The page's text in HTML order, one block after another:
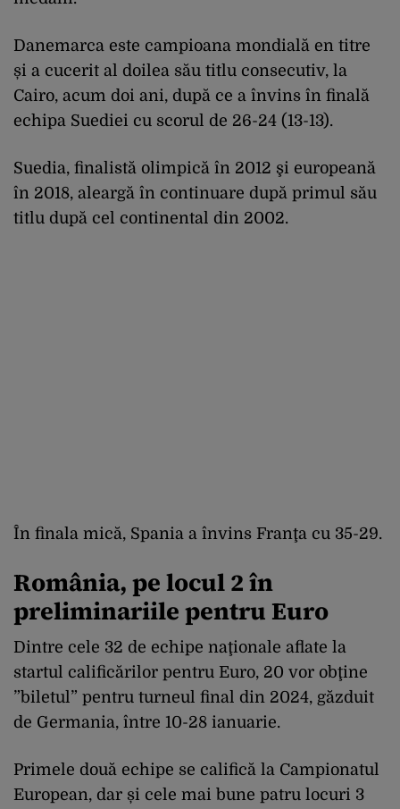
Danemarca este campioana mondială en titre
și a cucerit al doilea său titlu consecutiv, la
Cairo, acum doi ani, după ce a învins în finală
echipa Suediei cu scorul de 26-24 (13-13).
Suedia, finalistă olimpică în 2012 şi europeană
în 2018, aleargă în continuare după primul său
titlu după cel continental din 2002.
În finala mică, Spania a învins Franţa cu 35-29.
România, pe locul 2 în
preliminariile pentru Euro
Dintre cele 32 de echipe naţionale aflate la
startul calificărilor pentru Euro, 20 vor obţine
”biletul” pentru turneul final din 2024, găzduit
de Germania, între 10-28 ianuarie.
Primele două echipe se califică la Campionatul
European, dar și cele mai bune patru locuri 3